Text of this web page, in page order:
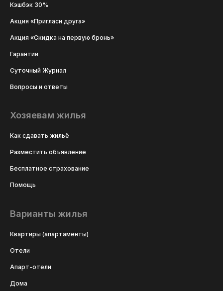
Кэшбэк 30%
Акция «Пригласи друга»
Акция «Скидка на первую бронь»
Гарантии
Суточный Журнал
Вопросы и ответы
Хозяевам жилья
Как сдавать жильё
Разместить объявление
Бесплатное страхование
Помощь
Варианты жилья
Квартиры (апартаменты)
Отели
Апарт-отели
Дома